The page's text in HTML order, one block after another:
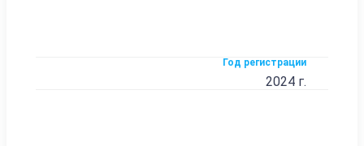
Год регистрации
2024 г.